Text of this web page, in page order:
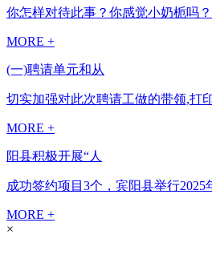
你怎样对待此事？你感觉小奶栀吗
MORE +
(一)聘请单元和从
切实加强对此次聘请工做的带领,打
MORE +
阳县积极开展“人
成功签约项目3个，宾阳县举行
MORE +
×